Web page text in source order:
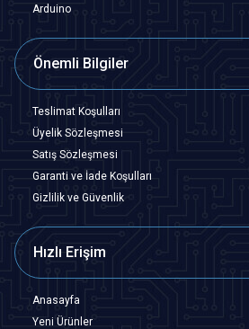
Arduino
Önemli Bilgiler
Teslimat Koşulları
Üyelik Sözleşmesi
Satış Sözleşmesi
Garanti ve İade Koşulları
Gizlilik ve Güvenlik
Hızlı Erişim
Anasayfa
Yeni Ürünler